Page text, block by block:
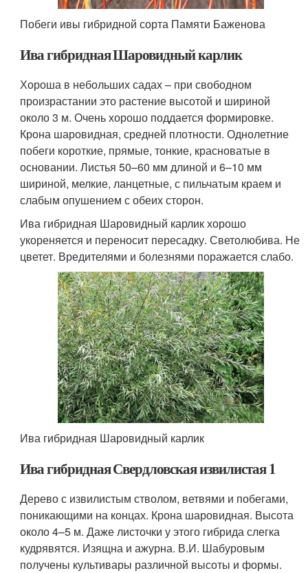
Побеги ивы гибридной сорта Памяти Баженова
Ива гибридная Шаровидный карлик
Хороша в небольших садах – при свободном
произрастании это растение высотой и шириной
около 3 м. Очень хорошо поддается формировке.
Крона шаровидная, средней плотности. Однолетние
побеги короткие, прямые, тонкие, красноватые в
основании. Листья 50–60 мм длиной и 6–10 мм
шириной, мелкие, ланцетные, с пильчатым краем и
слабым опушением с обеих сторон.
Ива гибридная Шаровидный карлик хорошо
укореняется и переносит пересадку. Светолюбива. Не
цветет. Вредителями и болезнями поражается слабо.
Ива гибридная Шаровидный карлик
Ива гибридная Свердловская извилистая 1
Дерево с извилистым стволом, ветвями и побегами,
поникающими на концах. Крона шаровидная. Высота
около 4–5 м. Даже листочки у этого гибрида слегка
кудрявятся. Изящна и ажурна. В.И. Шабуровым
получены культивары различной высоты и формы.